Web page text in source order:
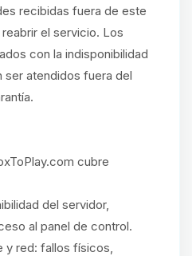
recibidas fuera de este
el servicio. Los
con la indisponibilidad
atendidos fuera del
cubre
del servidor,
al panel de control.
y red: fallos físicos,